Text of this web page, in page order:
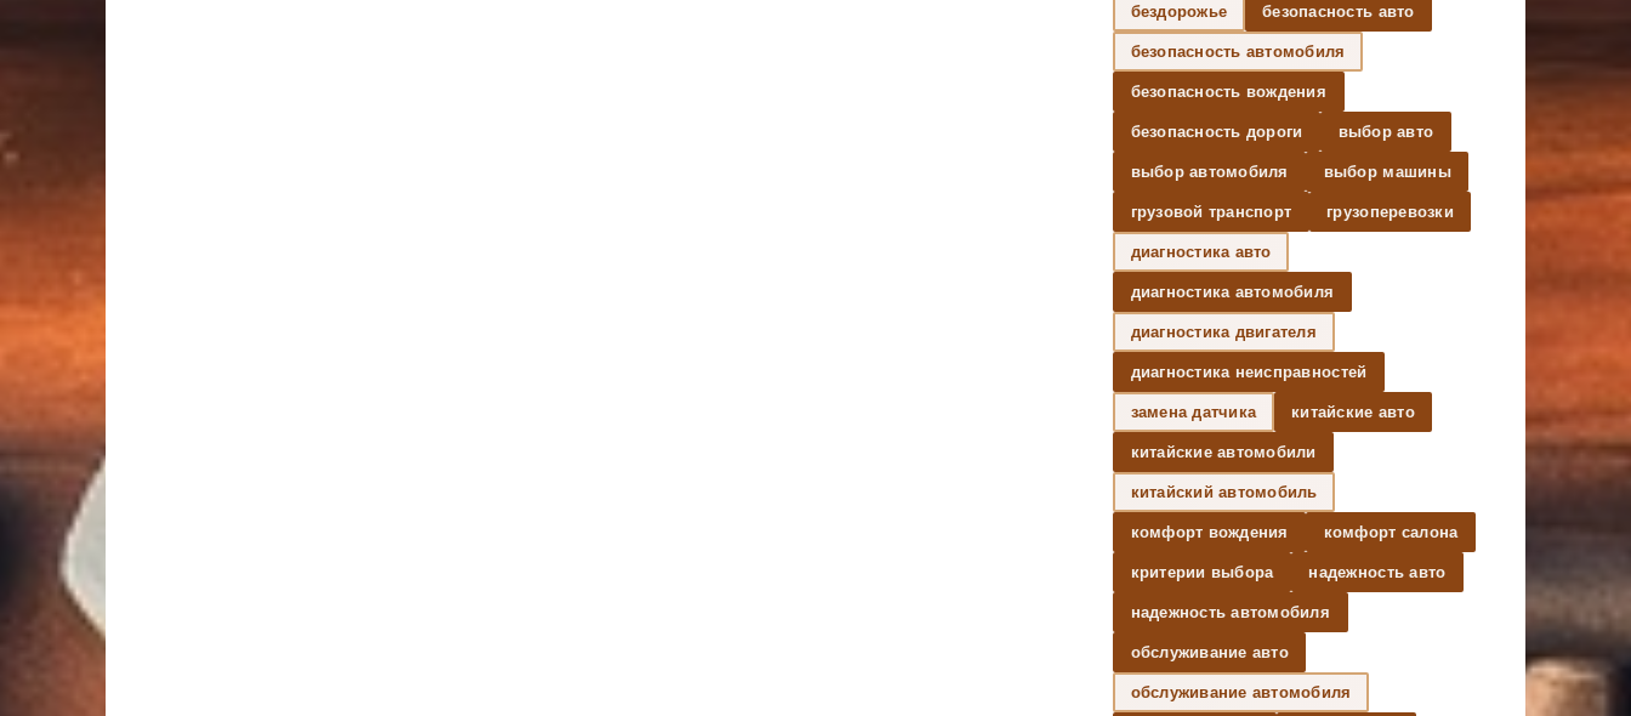
бездорожье безопасность авто
безопасность автомобиля
безопасность вождения
безопасность дороги выбор авто
выбор автомобиля выбор машины
грузовой транспорт грузоперевозки
диагностика авто
диагностика автомобиля
диагностика двигателя
диагностика неисправностей
замена датчика китайские авто
китайские автомобили
китайский автомобиль
комфорт вождения комфорт салона
критерии выбора надежность авто
надежность автомобиля
обслуживание авто
обслуживание автомобиля